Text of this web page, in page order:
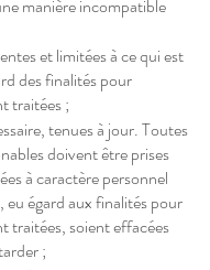
manière incompatible
et limitées à ce qui est
des finalités pour
traitées ;
tenues à jour. Toutes
doivent être prises
à caractère personnel
eu égard aux finalités pour
traitées, soient effacées
;